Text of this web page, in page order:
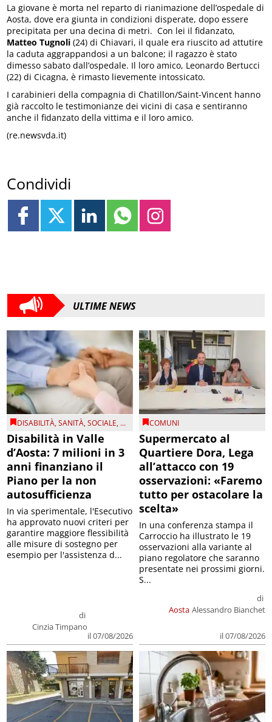
La giovane è morta nel reparto di rianimazione dell’ospedale di
Aosta, dove era giunta in condizioni disperate, dopo essere
precipitata per una decina di metri. Con lei il fidanzato,
Matteo Tugnoli (24) di Chiavari, il quale era riuscito ad attutire
la caduta aggrappandosi a un balcone; il ragazzo è stato
dimesso sabato dall’ospedale. Il loro amico, Leonardo Bertucci
(22) di Cicagna, è rimasto lievemente intossicato.
I carabinieri della compagnia di Chatillon/Saint-Vincent hanno
già raccolto le testimonianze dei vicini di casa e sentiranno
anche il fidanzato della vittima e il loro amico.
(re.newsvda.it)
Condividi
ULTIME NEWS
DISABILITÀ,SANITÀ,SOCIALE, ...
Disabilità in Valle
d’Aosta: 7 milioni in 3
anni finanziano il
Piano per la non
autosufficienza
di
Cinzia Timpano
il 07/08/2026
In via sperimentale, l'Esecutivo
ha approvato nuovi criteri per
garantire maggiore flessibilità
alle misure di sostegno per
esempio per l'assistenza d...
COMUNI
Supermercato al
Quartiere Dora, Lega
all’attacco con 19
osservazioni: «Faremo
tutto per ostacolare la
scelta»
Aosta
di
Alessandro Bianchet
il 07/08/2026
In una conferenza stampa il
Carroccio ha illustrato le 19
osservazioni alla variante al
piano regolatore che saranno
presentate nei prossimi giorni.
S...